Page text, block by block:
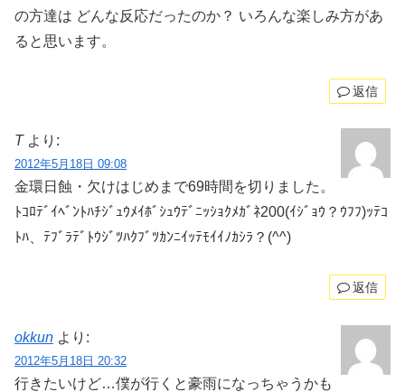
の方達は どんな反応だったのか？ いろんな楽しみ方があ
ると思います。
返信
T より:
2012年5月18日 09:08
金環日蝕・欠けはじめまで69時間を切りました。
ﾄｺﾛﾃﾞｲﾍﾞﾝﾄﾊﾁｼﾞｭｳﾒｲﾎﾞｼｭｳﾃﾞﾆｯｼｮｸﾒｶﾞﾈ200(ｲｼﾞｮｳ？ｳﾌﾌ)ｯﾃｺ
ﾄﾊ、ﾃﾌﾞﾗﾃﾞﾄｳｼﾞﾂﾊｸﾌﾞﾂｶﾝﾆｲｯﾃﾓｲｲﾉｶｼﾗ？(^^)
返信
okkun より:
2012年5月18日 20:32
行きたいけど…僕が行くと豪雨になっちゃうかも